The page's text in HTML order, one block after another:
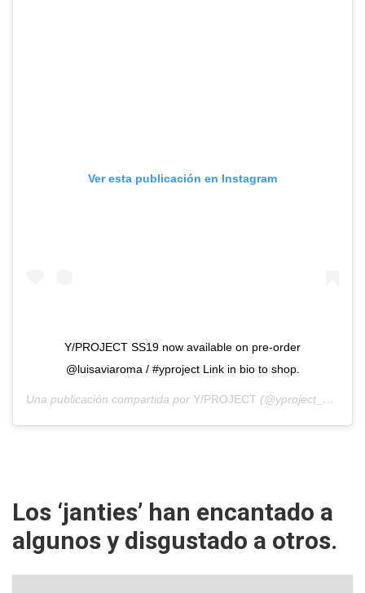
Ver esta publicación en Instagram
Y/PROJECT SS19 now available on pre-order
@luisaviaroma / #yproject Link in bio to shop.
Una publicación compartida por Y/PROJECT (@yproject_official) el
Los ‘janties’ han encantado a
algunos y disgustado a otros.